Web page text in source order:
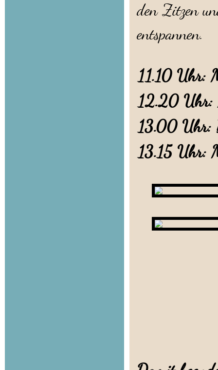
den Zitzen
entspannen.
11.10 Uhr:
12.20 Uhr:
13.00 Uhr:
13.15 Uhr: